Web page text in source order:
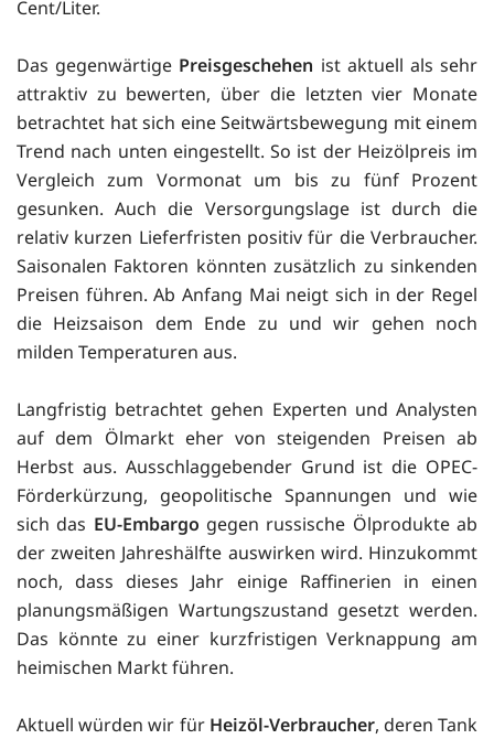
Cent/Liter.
Das gegenwärtige Preisgeschehen ist aktuell als sehr
attraktiv zu bewerten, über die letzten vier Monate
betrachtet hat sich eine Seitwärtsbewegung mit einem
Trend nach unten eingestellt. So ist der Heizölpreis im
Vergleich zum Vormonat um bis zu fünf Prozent
gesunken. Auch die Versorgungslage ist durch die
relativ kurzen Lieferfristen positiv für die Verbraucher.
Saisonalen Faktoren könnten zusätzlich zu sinkenden
Preisen führen. Ab Anfang Mai neigt sich in der Regel
die Heizsaison dem Ende zu und wir gehen noch
milden Temperaturen aus.
Langfristig betrachtet gehen Experten und Analysten
auf dem Ölmarkt eher von steigenden Preisen ab
Herbst aus. Ausschlaggebender Grund ist die OPEC-
Förderkürzung, geopolitische Spannungen und wie
sich das EU-Embargo gegen russische Ölprodukte ab
der zweiten Jahreshälfte auswirken wird. Hinzukommt
noch, dass dieses Jahr einige Raffinerien in einen
planungsmäßigen Wartungszustand gesetzt werden.
Das könnte zu einer kurzfristigen Verknappung am
heimischen Markt führen.
Aktuell würden wir für Heizöl-Verbraucher, deren Tank